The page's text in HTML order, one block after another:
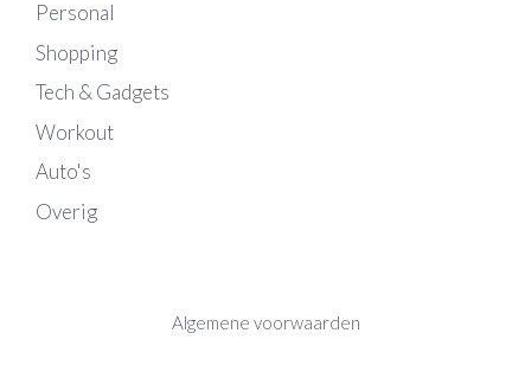
Personal
Shopping
Tech & Gadgets
Workout
Auto's
Overig
Algemene voorwaarden